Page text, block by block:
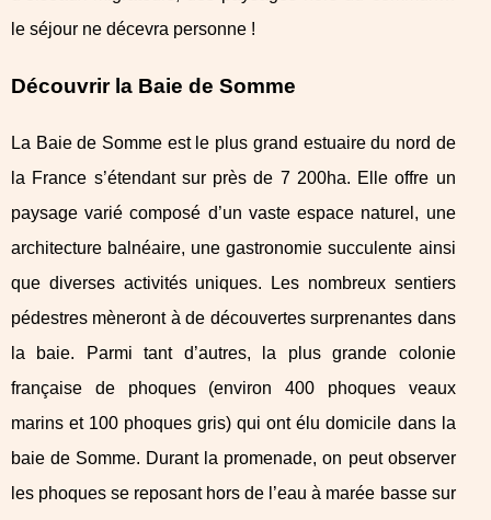
le séjour ne décevra personne !
Découvrir la Baie de Somme
La Baie de Somme est le plus grand estuaire du nord de
la France s’étendant sur près de 7 200ha. Elle offre un
paysage varié composé d’un vaste espace naturel, une
architecture balnéaire, une gastronomie succulente ainsi
que diverses activités uniques. Les nombreux sentiers
pédestres mèneront à de découvertes surprenantes dans
la baie. Parmi tant d’autres, la plus grande colonie
française de phoques (environ 400 phoques veaux
marins et 100 phoques gris) qui ont élu domicile dans la
baie de Somme. Durant la promenade, on peut observer
les phoques se reposant hors de l’eau à marée basse sur